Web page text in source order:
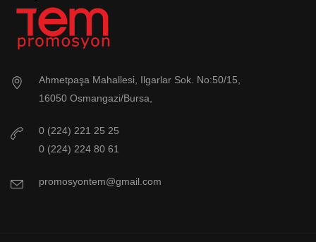
Ahmetpaşa Mahallesi, Ilgarlar Sok. No:50/15,
16050 Osmangazi/Bursa,
0 (224) 221 25 25
0 (224) 224 80 61
promosyontem@gmail.com